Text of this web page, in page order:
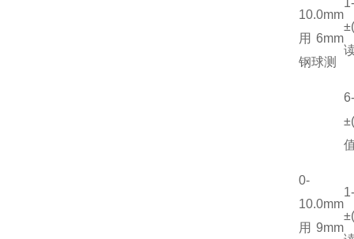
10.0mm
用6mm
钢球测
0-
10.0mm
用9mm